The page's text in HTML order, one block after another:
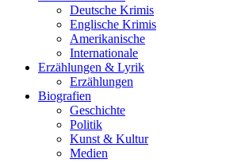
Deutsche Krimis
Englische Krimis
Amerikanische
Internationale
Erzählungen & Lyrik
Erzählungen
Biografien
Geschichte
Politik
Kunst & Kultur
Medien